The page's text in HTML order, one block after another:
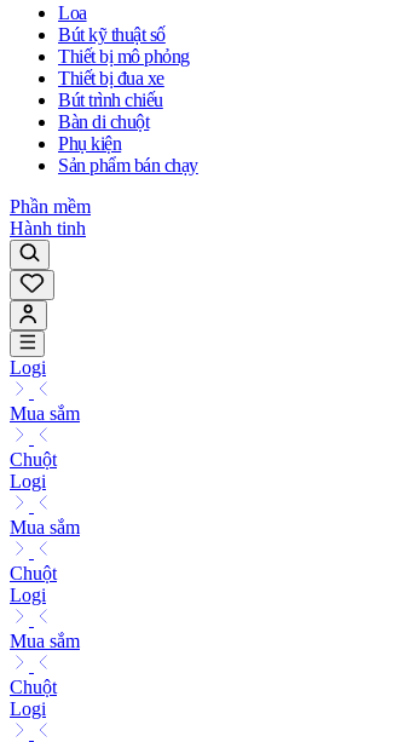
Loa
Bút kỹ thuật số
Thiết bị mô phỏng
Thiết bị đua xe
Bút trình chiếu
Bàn di chuột
Phụ kiện
Sản phẩm bán chạy
Phần mềm
Hành tinh
Logi
Mua sắm
Chuột
Logi
Mua sắm
Chuột
Logi
Mua sắm
Chuột
Logi